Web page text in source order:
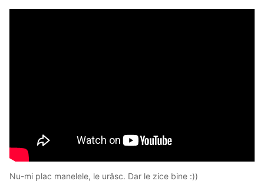
Nu-mi plac manelele, le urăsc. Dar le zice bine :))